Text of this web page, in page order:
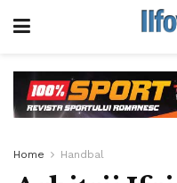
Home Handbal